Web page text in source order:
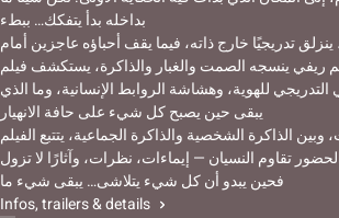
بداخله بدأ يتفكك… ببطء
تدريجيًا خارج ذاته، فيما يقف أحباؤه عاجزين أمام
ريفي ينسجه الصمت والغبار والذاكرة، يستكشف فيلم
للهوية، وهشاشة الروابط الإنسانية، وما الذي
يبقى حين يصبح كل شيء على حافة الانهيار
الذاكرة الشخصية والذاكرة الجماعية، يتتبع الفيلم
تقاوم النسيان — إيماءات، نظرات، وآثارًا لا تزول
فحين يبدو أن كل شيء يتلاشى… يبقى شيء ما
Infos, trailers & details